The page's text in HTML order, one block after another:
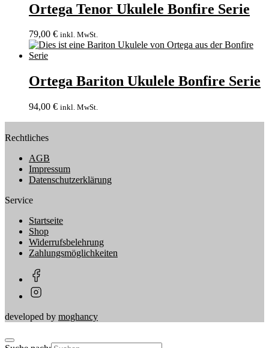
Ortega Tenor Ukulele Bonfire Serie
79,00 € inkl. MwSt.
Ortega Bariton Ukulele Bonfire Serie
94,00 € inkl. MwSt.
Rechtliches
AGB
Impressum
Datenschutzerklärung
Service
Startseite
Shop
Widerrufsbelehrung
Zahlungsmöglichkeiten
developed by moghancy